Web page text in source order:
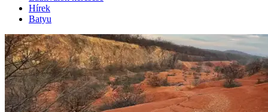
Hírek
Batyu